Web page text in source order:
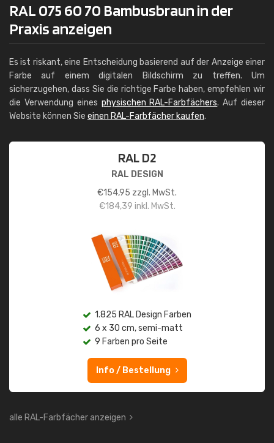
RAL 075 60 70 Bambusbraun in der
Praxis anzeigen
Es ist riskant, eine Entscheidung basierend auf der Anzeige einer
Farbe auf einem digitalen Bildschirm zu treffen. Um
sicherzugehen, dass Sie die richtige Farbe haben, empfehlen wir
die Verwendung eines physischen RAL-Farbfächers. Auf dieser
Website können Sie einen RAL-Farbfächer kaufen.
RAL D2
RAL DESIGN
€154,95 zzgl. MwSt.
€184,39 inkl. MwSt.
1.825 RAL Design Farben
6 x 30 cm, semi-matt
9 Farben pro Seite
Info / Bestellung
alle RAL-Farbfächer anzeigen